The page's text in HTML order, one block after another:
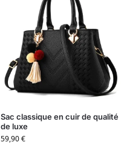
Sac classique en cuir de qualité
de luxe
59,90€